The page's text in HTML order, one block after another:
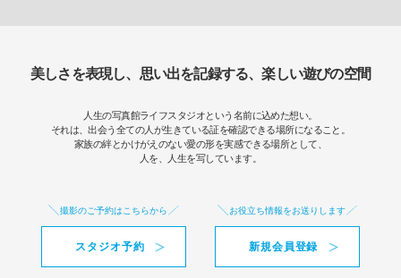
美しさを表現し、思い出を記録する、楽しい遊びの空間
人生の写真館ライフスタジオという名前に込めた想い。
それは、出会う全ての人が生きている証を確認できる場所になること。
家族の絆とかけがえのない愛の形を実感できる場所として、
人を、人生を写しています。
撮影のご予約はこちらから
スタジオ予約
お役立ち情報をお送りします
新規会員登録